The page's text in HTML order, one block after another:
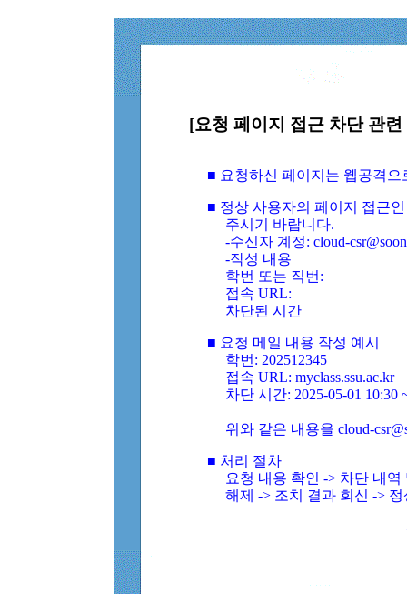
[요청 페이지 접근 차단 관
■ 요청하신 페이지는 웹공격
■ 정상 사용자의 페이지 접근
주시기 바랍니다.
-수신자 계정: cloud-
-작성 내용
학번 또는 직번:
접속 URL:
차단된 시간
■ 요청 메일 내용 작성 예시
학번: 202512345
접속 URL: myclass.ssu.ac.kr
차단 시간: 2025-05-01 10:30
위와 같은 내용을 cloud-
■ 처리 절차
요청 내용 확인 -> 차단 내
해제 -> 조치 결과 회신 ->